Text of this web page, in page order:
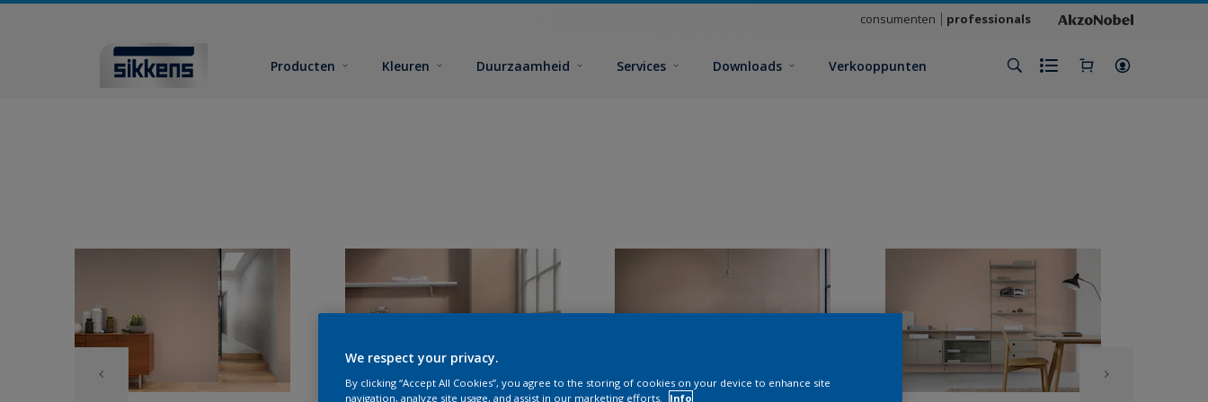
consumenten professionals
Producten Kleuren Duurzaamheid Services Downloads Verkooppunten
We respect your privacy.
By clicking “Accept All Cookies”, you agree to the storing of cookies on your device to enhance site
navigation, analyze site usage, and assist in our marketing efforts.
Info